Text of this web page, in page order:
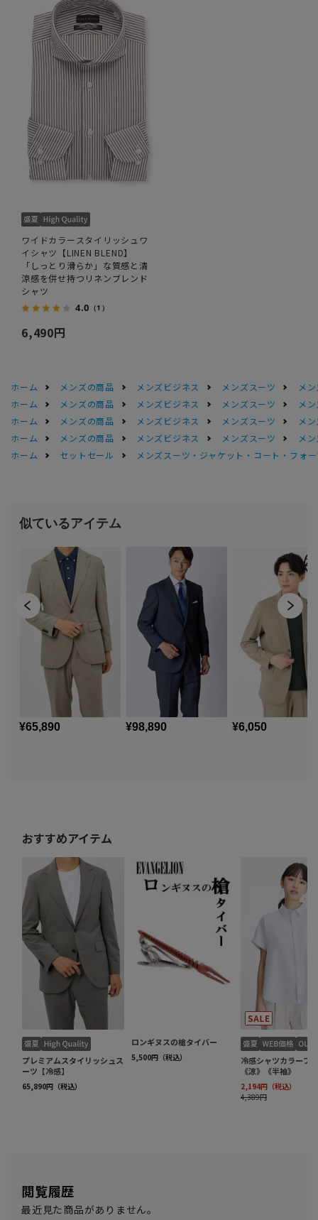
ワイドカラースタイリッシュワ
イシャツ【LINEN BLEND】
「しっとり滑らか」な質感と清
涼感を併せ持つリネンブレンド
シャツ
4.0 （1）
6,490円
ホーム メンズの商品 メンズビジネス メンズスーツ
メ
ホーム
メンズの商品 メンズビジネス メンズスーツ
メ
ホーム
メンズの商品 メンズビジネス メンズスーツ
メ
ホーム
メンズの商品 メンズビジネス メンズスーツ
メ
ホーム
セットセール メンズスーツ・ジャケット・コート・フォ
閲覧履歴
最近見た商品がありません。